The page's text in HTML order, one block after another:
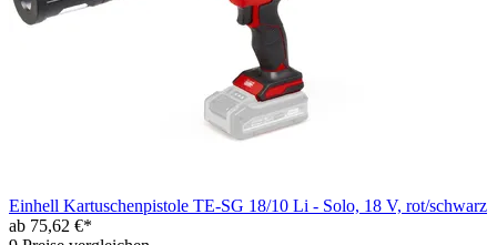
Einhell Kartuschenpistole TE-SG 18/10 Li - Solo, 18 V, rot/schwarz
ab 75,62 €*